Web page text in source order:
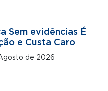
Sem evidências É
e Custa Caro
de 2026